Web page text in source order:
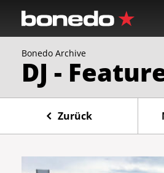
Bonedo Archive
DJ -
Zurück